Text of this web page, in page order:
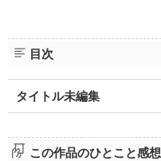
目次
タイトル未編集
この作品のひとこと感想